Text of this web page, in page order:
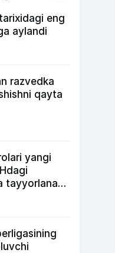
eng
aylandi
razvedka
qayta
yangi
tayyorlanadi